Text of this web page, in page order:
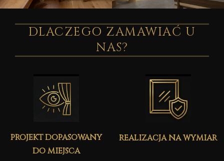
DLACZEGO ZAMAWIAĆ U
NAS?
projekt dopasowany
do miejsca
realizacja na wymiar